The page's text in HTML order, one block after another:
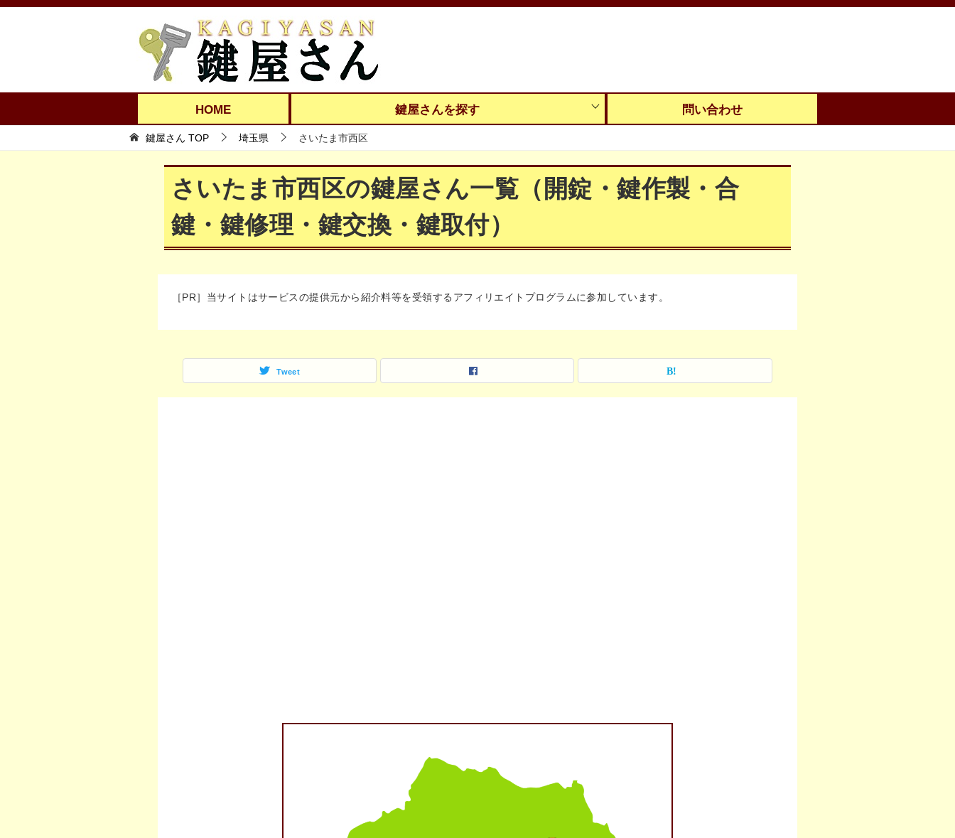
HOME 鍵屋さんを探す 問い合わせ
鍵屋さん TOP 埼玉県 さいたま市西区
さいたま市西区の鍵屋さん一覧（開錠・鍵作製・合
鍵・鍵修理・鍵交換・鍵取付）
［PR］当サイトはサービスの提供元から紹介料等を受領するアフィリエイトプログラムに参加しています。
Tweet